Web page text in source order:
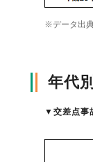
火災保険
傷害保険
協会概要
規範、方針、
損害保険会社
お客様の声を
試験・研修ト
「損害保険登
統計・刊行物
お知らせトップ
相談・通報等
※データ出
年代
▼ 交差点事